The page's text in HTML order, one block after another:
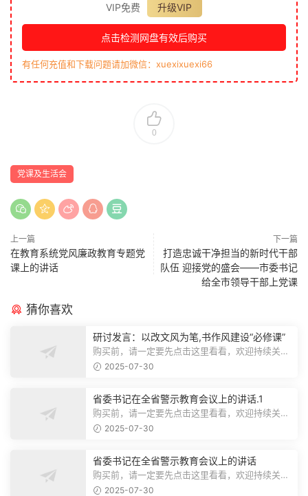
VIP免费
升级VIP
点击检测网盘有效后购买
有任何充值和下载问题请加微信：xuexixuexi66
0
党课及生活会
上一篇
在教育系统党风廉政教育专题党
课上的讲话
下一篇
打造忠诚干净担当的新时代干部
队伍 迎接党的盛会——市委书记
给全市领导干部上党课
猜你喜欢
研讨发言：以改文风为笔,书作风建设“必修课”
购买前，请一定要先点击这里看看，欢迎持续关
注，精彩模板每天推送预览结束，本文...
2025-07-30
省委书记在全省警示教育会议上的讲话.1
购买前，请一定要先点击这里看看，欢迎持续关
注，精彩模板每天推送预览结束，本文...
2025-07-30
省委书记在全省警示教育会议上的讲话
购买前，请一定要先点击这里看看，欢迎持续关
注，精彩模板每天推送预览结束，本文...
2025-07-30